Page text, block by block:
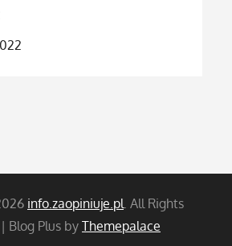
info.zaopiniuje.pl . All Rights
Blog Plus byThemepalace